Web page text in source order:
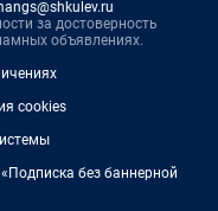
за достоверность
объявлениях.
cookies
без баннерной